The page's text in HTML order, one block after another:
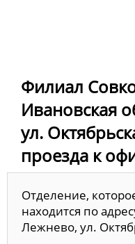
Филиал
Ивановская
ул.
проезда к
Отделение,
находится по
Лежнево, ул.